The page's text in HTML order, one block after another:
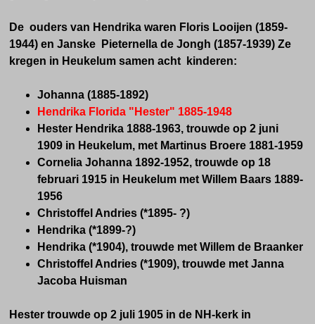
De ouders van Hendrika waren Floris Looijen (1859-
1944) en Janske Pieternella de Jongh (1857-1939) Ze
kregen in Heukelum samen acht kinderen:
Johanna (1885-1892)
Hendrika Florida "Hester" 1885-1948
Hester Hendrika 1888-1963, trouwde op 2 juni
1909 in Heukelum, met Martinus Broere 1881-1959
Cornelia Johanna 1892-1952, trouwde op 18
februari 1915 in Heukelum met Willem Baars 1889-
1956
Christoffel Andries (*1895- ?)
Hendrika (*1899-?)
Hendrika (*1904), trouwde met Willem de Braanker
Christoffel Andries (*1909), trouwde met Janna
Jacoba Huisman
Hester trouwde op 2 juli 1905 in de NH-kerk in